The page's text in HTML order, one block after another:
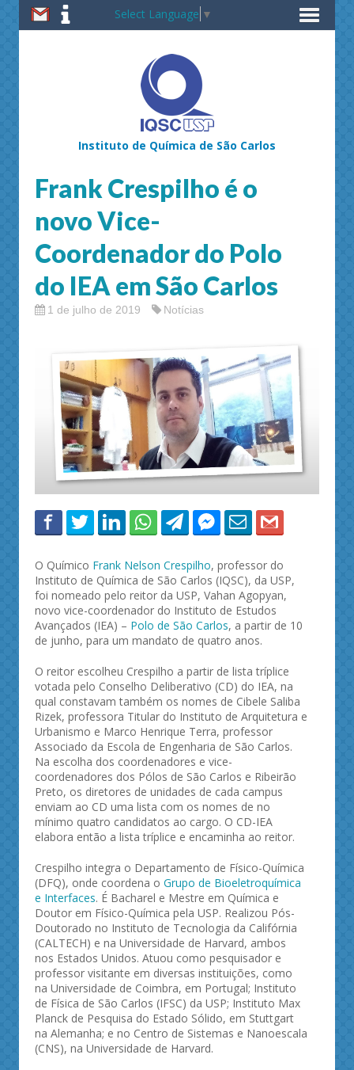
Select Language ▼
Instituto de Química de São Carlos
Frank Crespilho é o
novo Vice-
Coordenador do Polo
do IEA em São Carlos
1 de julho de 2019 Notícias
O Químico Frank Nelson Crespilho, professor do
Instituto de Química de São Carlos (IQSC), da USP,
foi nomeado pelo reitor da USP, Vahan Agopyan,
novo vice-coordenador do Instituto de Estudos
Avançados (IEA) – Polo de São Carlos, a partir de 10
de junho, para um mandato de quatro anos.
O reitor escolheu Crespilho a partir de lista tríplice
votada pelo Conselho Deliberativo (CD) do IEA, na
qual constavam também os nomes de Cibele Saliba
Rizek, professora Titular do Instituto de Arquitetura e
Urbanismo e Marco Henrique Terra, professor
Associado da Escola de Engenharia de São Carlos.
Na escolha dos coordenadores e vice-
coordenadores dos Pólos de São Carlos e Ribeirão
Preto, os diretores de unidades de cada campus
enviam ao CD uma lista com os nomes de no
mínimo quatro candidatos ao cargo. O CD-IEA
elabora então a lista tríplice e encaminha ao reitor.
Crespilho integra o Departamento de Físico-Química
(DFQ), onde coordena o Grupo de Bioeletroquímica
e Interfaces. É Bacharel e Mestre em Química e
Doutor em Físico-Química pela USP. Realizou Pós-
Doutorado no Instituto de Tecnologia da Califórnia
(CALTECH) e na Universidade de Harvard, ambos
nos Estados Unidos. Atuou como pesquisador e
professor visitante em diversas instituições, como
na Universidade de Coimbra, em Portugal; Instituto
de Física de São Carlos (IFSC) da USP; Instituto Max
Planck de Pesquisa do Estado Sólido, em Stuttgart
na Alemanha; e no Centro de Sistemas e Nanoescala
(CNS), na Universidade de Harvard.